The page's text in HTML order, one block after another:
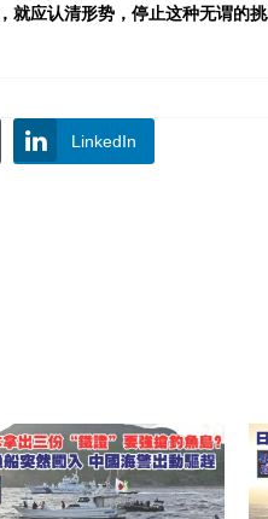
就应认清形势，停止这种无谓的
LinkedIn